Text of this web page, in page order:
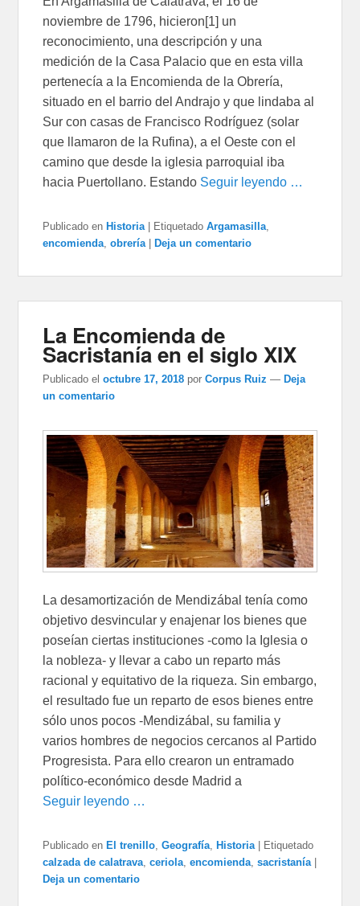
noviembre de 1796, hicieron[1] un
reconocimiento, una descripción y una
medición de la Casa Palacio que en esta villa
pertenecía a la Encomienda de la Obrería,
situado en el barrio del Andrajo y que lindaba al
Sur con casas de Francisco Rodríguez (solar
que llamaron de la Rufina), a el Oeste con el
camino que desde la iglesia parroquial iba
hacia Puertollano. Estando Seguir leyendo …
Publicado en Historia Etiquetado Argamasilla,
encomienda,obrería Deja un comentario
La Encomienda de
Sacristanía en el siglo XIX
Publicado el octubre 17, 2018 porCorpus Ruiz — Deja
un comentario
La desamortización de Mendizábal tenía como
objetivo desvincular y enajenar los bienes que
poseían ciertas instituciones -como la Iglesia o
la nobleza- y llevar a cabo un reparto más
racional y equitativo de la riqueza. Sin embargo,
el resultado fue un reparto de esos bienes entre
sólo unos pocos -Mendizábal, su familia y
varios hombres de negocios cercanos al Partido
Progresista. Para ello crearon un entramado
político-económico desde Madrid a
Seguir leyendo …
Publicado en El trenillo,Geografía, Historia
Etiquetado
calzada de calatrava,ceriola,encomienda,sacristanía
Deja un comentario